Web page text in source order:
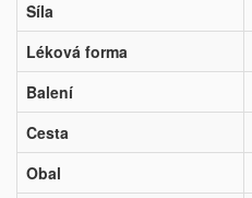
Síla
Léková forma
Balení
Cesta
Obal